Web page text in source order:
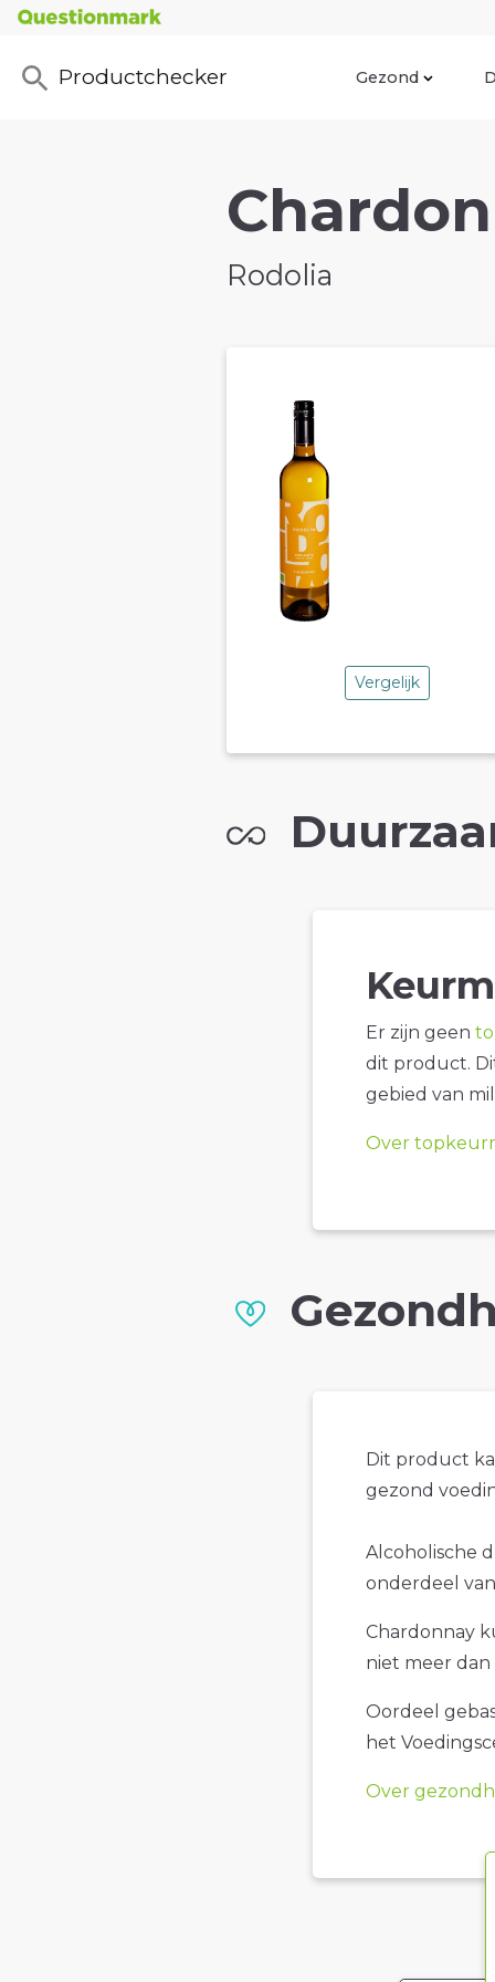
Productchecker Gezond
Rodolia
Vergelijk
Er zijn geen
dit product.
gebied van
Over
Dit product
gezond
Alcoholische
onderdeel
Chardonnay
niet meer
Oordeel
het
Over